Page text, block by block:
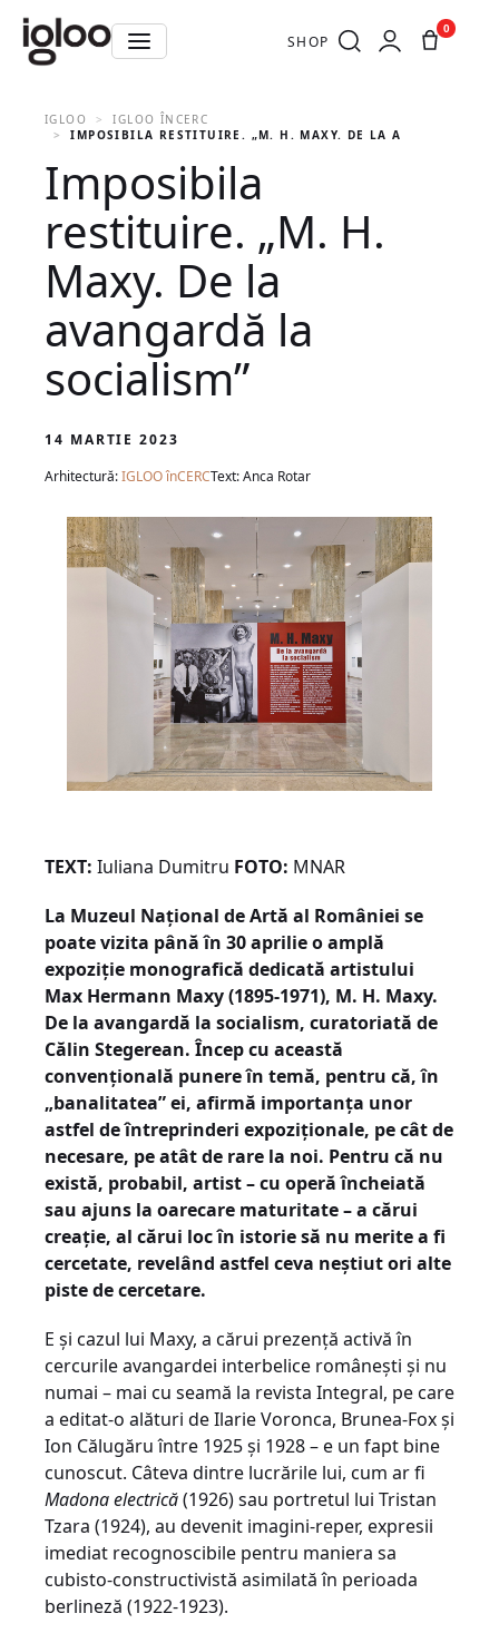
SHOP
0
IGLOO
IGLOO ÎNCERC
IMPOSIBILA RESTITUIRE. „M. H. MAXY. DE LA AVANGARDĂ
Imposibila
restituire. „M. H.
Maxy. De la
avangardă la
socialism”
14 MARTIE 2023
Arhitectură:IGLOO înCERCText: Anca Rotar
TEXT: Iuliana Dumitru FOTO: MNAR
La Muzeul Național de Artă al României se
poate vizita până în 30 aprilie o amplă
expoziție monografică dedicată artistului
Max Hermann Maxy (1895-1971), M. H. Maxy.
De la avangardă la socialism, curatoriată de
Călin Stegerean. Încep cu această
convențională punere în temă, pentru că, în
„banalitatea” ei, afirmă importanța unor
astfel de întreprinderi expoziționale, pe cât de
necesare, pe atât de rare la noi. Pentru că nu
există, probabil, artist – cu operă încheiată
sau ajuns la oarecare maturitate – a cărui
creație, al cărui loc în istorie să nu merite a fi
cercetate, revelând astfel ceva neștiut ori alte
piste de cercetare.
E și cazul lui Maxy, a cărui prezență activă în
cercurile avangardei interbelice românești și nu
numai – mai cu seamă la revista Integral, pe care
a editat-o alături de Ilarie Voronca, Brunea-Fox și
Ion Călugăru între 1925 și 1928 – e un fapt bine
cunoscut. Câteva dintre lucrările lui, cum ar fi
Madona electrică(1926) sau portretul lui Tristan
Tzara (1924), au devenit imagini-reper, expresii
imediat recognoscibile pentru maniera sa
cubisto-constructivistă asimilată în perioada
berlineză (1922-1923).